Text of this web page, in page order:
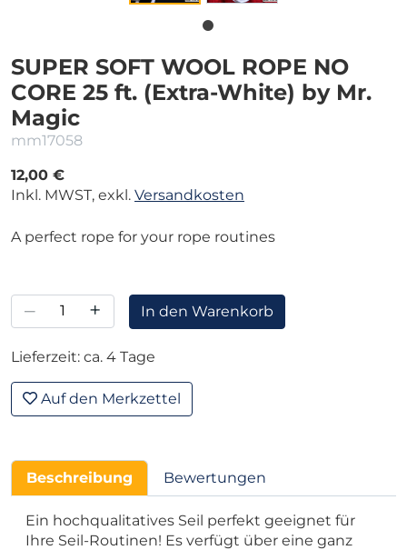
SUPER SOFT WOOL ROPE NO
CORE 25 ft. (Extra-White) by Mr.
Magic
mm17058
12,00 €
Inkl. MWST, exkl. Versandkosten
A perfect rope for your rope routines
– + In den Warenkorb
Lieferzeit: ca. 4 Tage
Auf den Merkzettel
Beschreibung Bewertungen
Ein hochqualitatives Seil perfekt geeignet für
Ihre Seil-Routinen! Es verfügt über eine ganz